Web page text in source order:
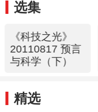
选集
《科技之光》
20110817 预言
与科学（下）
精选